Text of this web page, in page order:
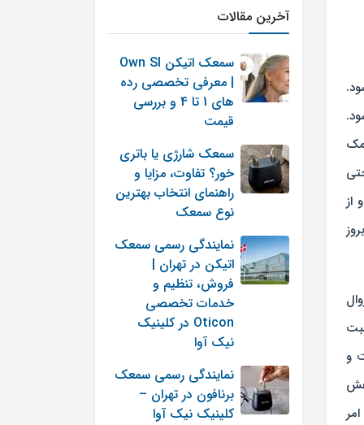
از
و
آخرین مقالات
سمعک اتیکن Own SI
| معرفی تخصصی رده
های 1 تا 4 و بررسی
قیمت
سمعک شارژی یا باتری
خور؟ تفاوت، مزایا و
راهنمای انتخاب بهترین
نوع سمعک
نمایندگی رسمی سمعک
اتیکن در تهران |
فروش، تنظیم و
خدمات تخصصی
Oticon در کلینیک
نیک آوا
نمایندگی رسمی سمعک
برنافون در تهران –
کلینیک نیک آوا